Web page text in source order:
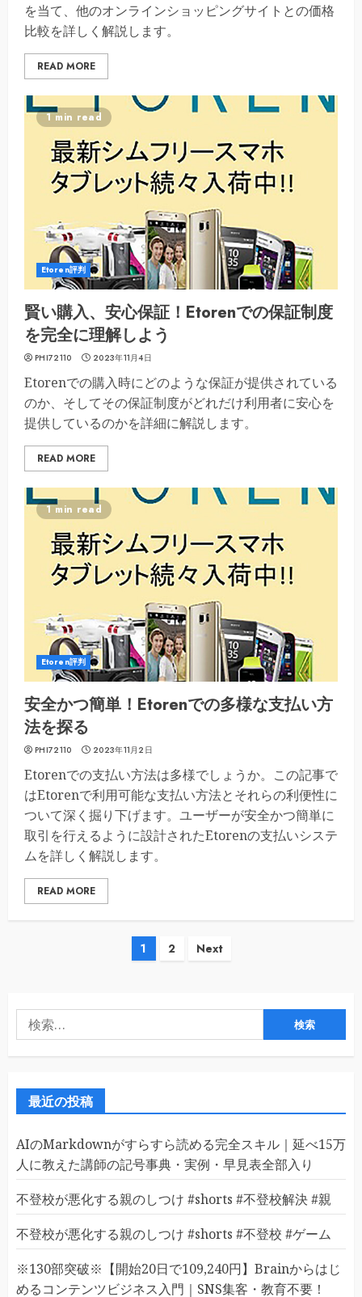
を当て、他のオンラインショッピングサイトとの価格
比較を詳しく解説します。
READ MORE
1 min read
Etoren評判
賢い購入、安心保証！Etorenでの保証制度
を完全に理解しよう
PHI72110 2023年11月4日
Etorenでの購入時にどのような保証が提供されている
のか、そしてその保証制度がどれだけ利用者に安心を
提供しているのかを詳細に解説します。
READ MORE
1 min read
Etoren評判
安全かつ簡単！Etorenでの多様な支払い方
法を探る
PHI72110 2023年11月2日
Etorenでの支払い方法は多様でしょうか。この記事で
はEtorenで利用可能な支払い方法とそれらの利便性に
ついて深く掘り下げます。ユーザーが安全かつ簡単に
取引を行えるように設計されたEtorenの支払いシステ
ムを詳しく解説します。
READ MORE
投
の
ペ
ジ
送
り
1 2 Next
索:
最近の投稿
AIのMarkdownがすらすら読める完全スキル｜延べ15万
人に教えた講師の記号事典・実例・早見表全部入り
不登校が悪化する親のしつけ #shorts #不登校解決 #親
不登校が悪化する親のしつけ #shorts #不登校 #ゲーム
※130部突破※【開始20日で109,240円】Brainからはじ
めるコンテンツビジネス入門｜SNS集客・教育不要！